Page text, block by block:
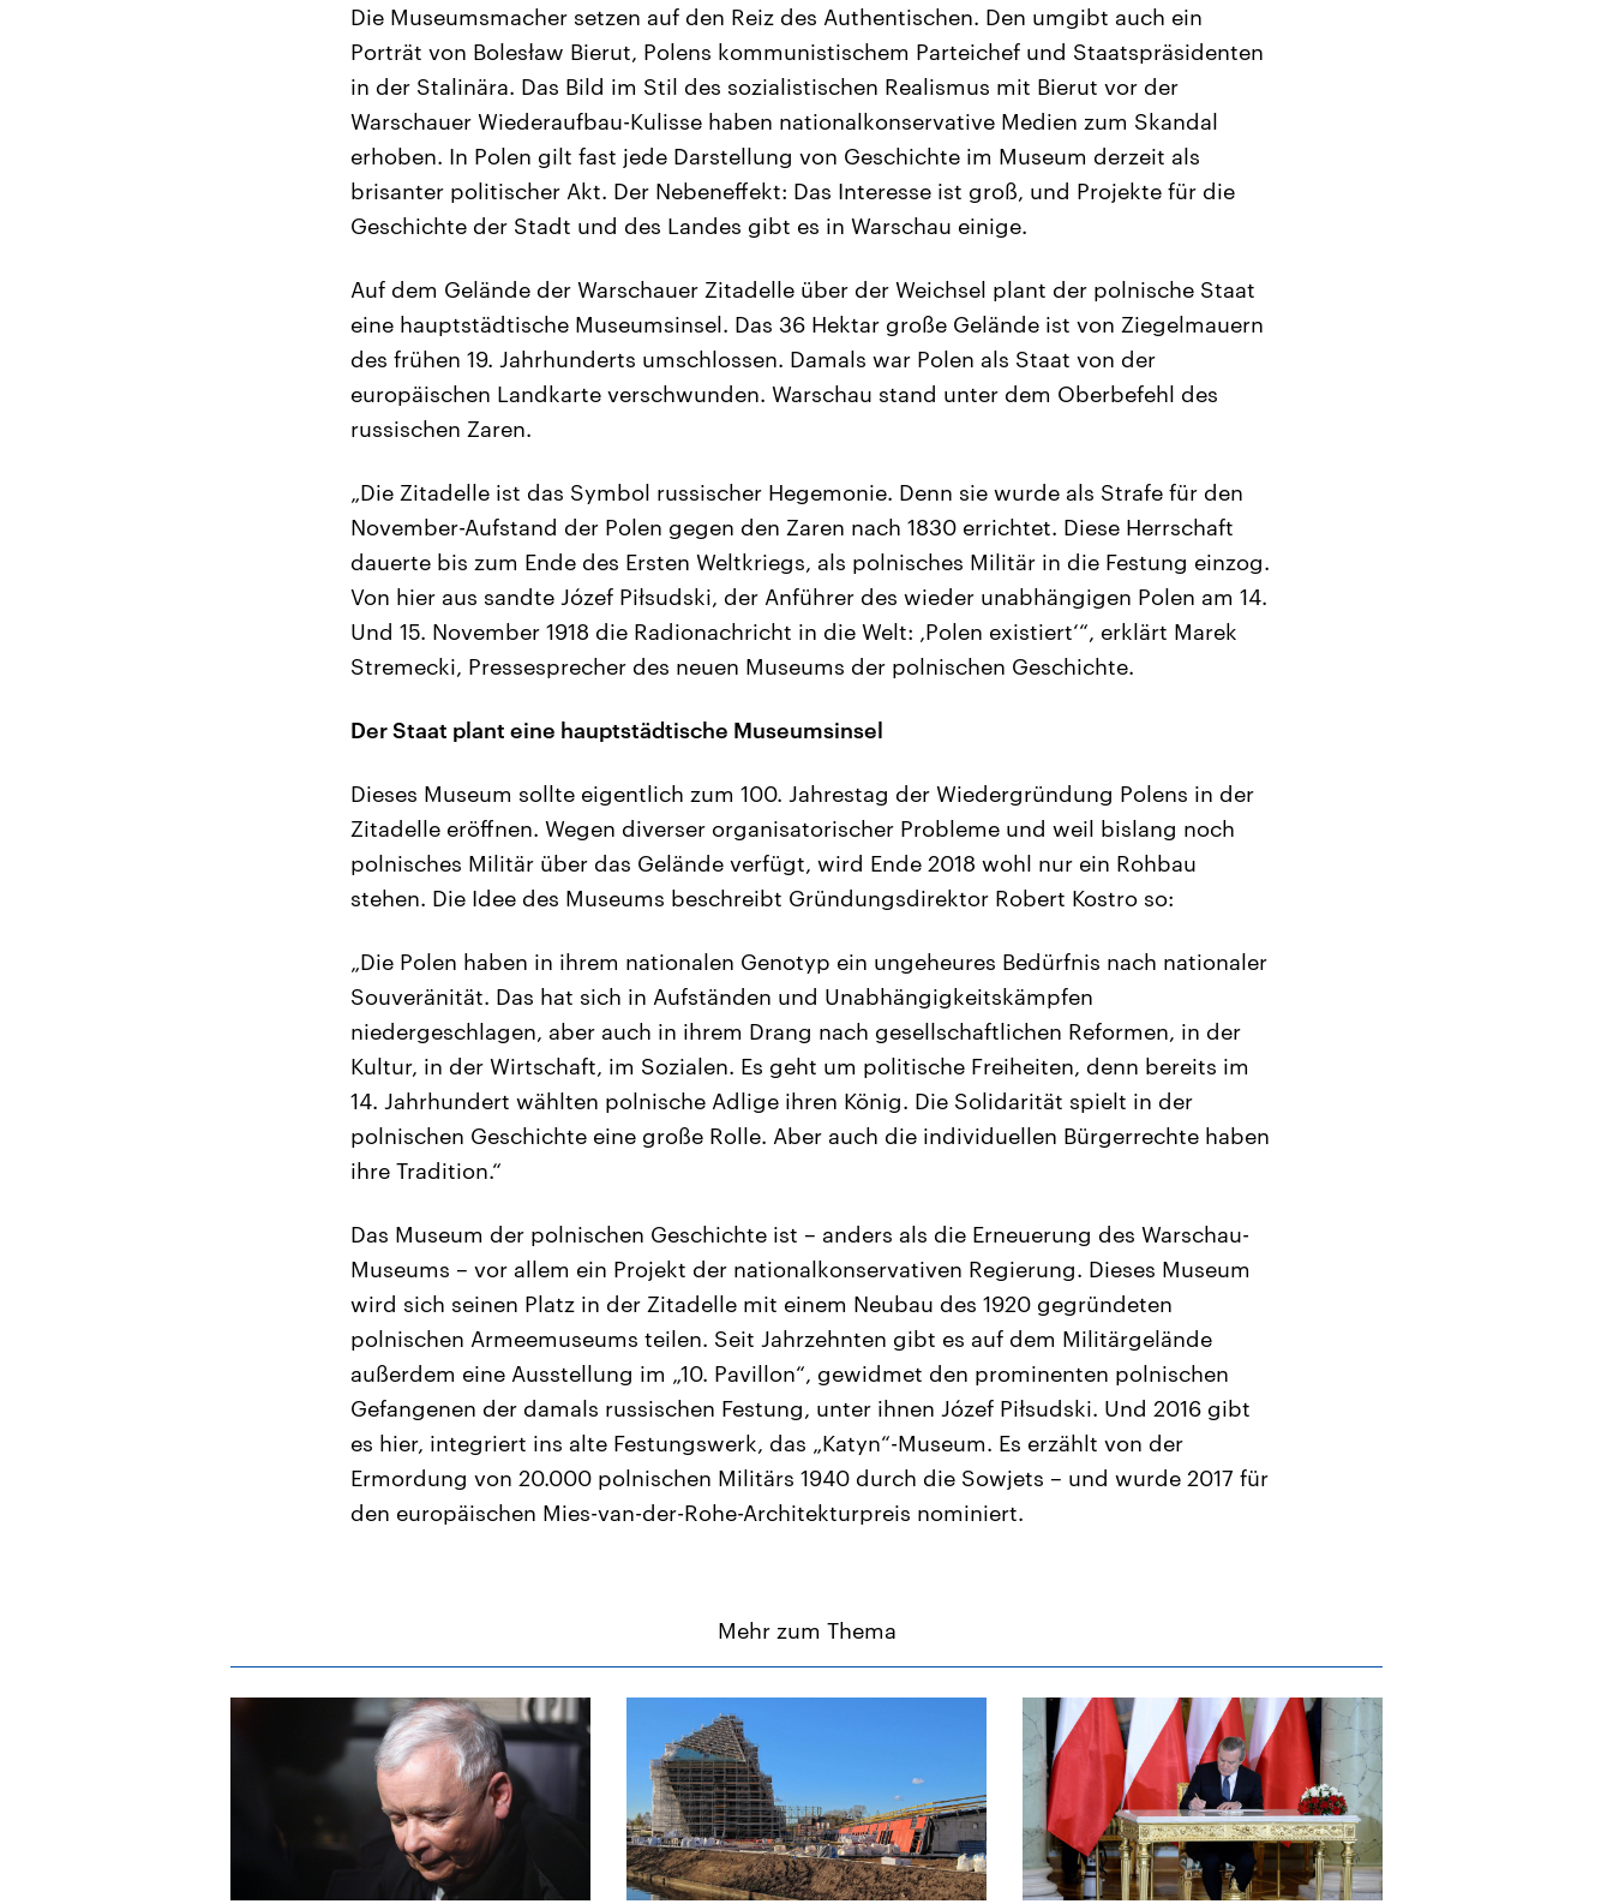
Die Museumsmacher setzen auf den Reiz des Authentischen. Den umgibt auch ein
Porträt von Bolesław Bierut, Polens kommunistischem Parteichef und Staatspräsidenten
in der Stalinära. Das Bild im Stil des sozialistischen Realismus mit Bierut vor der
Warschauer Wiederaufbau-Kulisse haben nationalkonservative Medien zum Skandal
erhoben. In Polen gilt fast jede Darstellung von Geschichte im Museum derzeit als
brisanter politischer Akt. Der Nebeneffekt: Das Interesse ist groß, und Projekte für die
Geschichte der Stadt und des Landes gibt es in Warschau einige.
Auf dem Gelände der Warschauer Zitadelle über der Weichsel plant der polnische Staat
eine hauptstädtische Museumsinsel. Das 36 Hektar große Gelände ist von Ziegelmauern
des frühen 19. Jahrhunderts umschlossen. Damals war Polen als Staat von der
europäischen Landkarte verschwunden. Warschau stand unter dem Oberbefehl des
russischen Zaren.
„Die Zitadelle ist das Symbol russischer Hegemonie. Denn sie wurde als Strafe für den
November-Aufstand der Polen gegen den Zaren nach 1830 errichtet. Diese Herrschaft
dauerte bis zum Ende des Ersten Weltkriegs, als polnisches Militär in die Festung einzog.
Von hier aus sandte Józef Piłsudski, der Anführer des wieder unabhängigen Polen am 14.
Und 15. November 1918 die Radionachricht in die Welt: ‚Polen existiert‘“, erklärt Marek
Stremecki, Pressesprecher des neuen Museums der polnischen Geschichte.
Der Staat plant eine hauptstädtische Museumsinsel
Dieses Museum sollte eigentlich zum 100. Jahrestag der Wiedergründung Polens in der
Zitadelle eröffnen. Wegen diverser organisatorischer Probleme und weil bislang noch
polnisches Militär über das Gelände verfügt, wird Ende 2018 wohl nur ein Rohbau
stehen. Die Idee des Museums beschreibt Gründungsdirektor Robert Kostro so:
„Die Polen haben in ihrem nationalen Genotyp ein ungeheures Bedürfnis nach nationaler
Souveränität. Das hat sich in Aufständen und Unabhängigkeitskämpfen
niedergeschlagen, aber auch in ihrem Drang nach gesellschaftlichen Reformen, in der
Kultur, in der Wirtschaft, im Sozialen. Es geht um politische Freiheiten, denn bereits im
14. Jahrhundert wählten polnische Adlige ihren König. Die Solidarität spielt in der
polnischen Geschichte eine große Rolle. Aber auch die individuellen Bürgerrechte haben
ihre Tradition.“
Das Museum der polnischen Geschichte ist – anders als die Erneuerung des Warschau-
Museums – vor allem ein Projekt der nationalkonservativen Regierung. Dieses Museum
wird sich seinen Platz in der Zitadelle mit einem Neubau des 1920 gegründeten
polnischen Armeemuseums teilen. Seit Jahrzehnten gibt es auf dem Militärgelände
außerdem eine Ausstellung im „10. Pavillon“, gewidmet den prominenten polnischen
Gefangenen der damals russischen Festung, unter ihnen Józef Piłsudski. Und 2016 gibt
es hier, integriert ins alte Festungswerk, das „Katyn“-Museum. Es erzählt von der
Ermordung von 20.000 polnischen Militärs 1940 durch die Sowjets – und wurde 2017 für
den europäischen Mies-van-der-Rohe-Architekturpreis nominiert.
Mehr zum Thema